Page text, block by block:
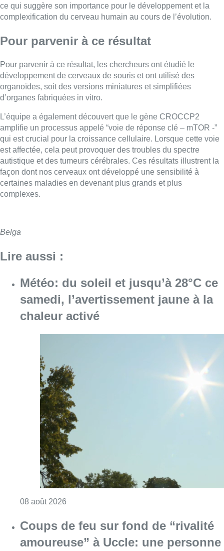
ce qui suggère son importance pour le développement et la
complexification du cerveau humain au cours de l’évolution.
Pour parvenir à ce résultat
Pour parvenir à ce résultat, les chercheurs ont étudié le
développement de cerveaux de souris et ont utilisé des
organoïdes, soit des versions miniatures et simplifiées
d’organes fabriquées in vitro.
L’équipe a également découvert que le gène CROCCP2
amplifie un processus appelé “voie de réponse clé – mTOR -”
qui est crucial pour la croissance cellulaire. Lorsque cette voie
est affectée, cela peut provoquer des troubles du spectre
autistique et des tumeurs cérébrales. Ces résultats illustrent la
façon dont nos cerveaux ont développé une sensibilité à
certaines maladies en devenant plus grands et plus
complexes.
Belga
Lire aussi :
Météo: du soleil et jusqu’à 28°C ce
samedi, l’avertissement jaune à la
chaleur activé
08 août 2026
Coups de feu sur fond de “rivalité
amoureuse” à Uccle: une personne